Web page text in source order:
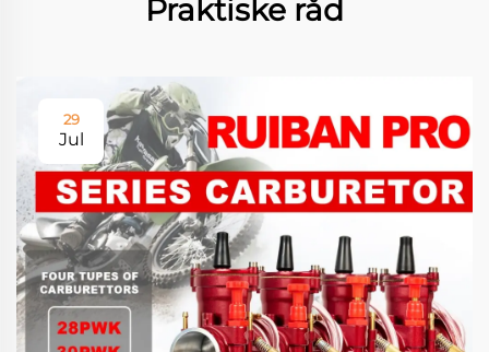
Praktiske råd
29
Jul